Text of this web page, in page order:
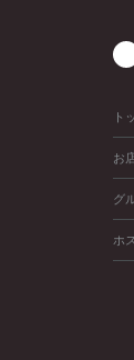
ト
お
グ
ホ